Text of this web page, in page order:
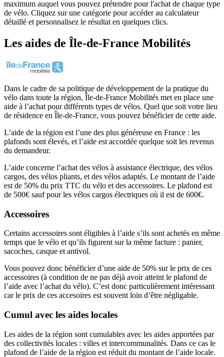
maximum auquel vous pouvez prétendre pour l'achat de chaque type
de vélo. Cliquez sur une catégorie pour accéder au calculateur
détaillé et personnalisez le résultat en quelques clics.
Les aides de Île-de-France Mobilités
Dans le cadre de sa politique de développement de la pratique du
vélo dans toute la région, Île-de-France Mobilités met en place une
aide à l’achat pour différents types de vélos. Quel que soit votre lieu
de résidence en Île-de-France, vous pouvez bénéficier de cette aide.
L’aide de la région est l’une des plus généreuse en France : les
plafonds sont élevés, et l’aide est accordée quelque soit les revenus
du demandeur.
L’aide concerne l’achat des vélos à assistance électrique, des vélos
cargos, des vélos pliants, et des vélos adaptés. Le montant de l’aide
est de 50% du prix TTC du vélo et des accessoires. Le plafond est
de 500€ sauf pour les vélos cargos électriques où il est de 600€.
Accessoires
Certains accessoires sont éligibles à l’aide s’ils sont achetés en même
temps que le vélo et qu’ils figurent sur la même facture : panier,
sacoches, casque et antivol.
Vous pouvez donc bénéficier d’une aide de 50% sur le prix de ces
accessoires (à condition de ne pas déjà avoir atteint le plafond de
l’aide avec l’achat du vélo). C’est donc particulièrement intéressant
car le prix de ces accesoires est souvent loin d’être négligable.
Cumul avec les aides locales
Les aides de la région sont cumulables avec les aides apportées par
des collectivités locales : villes et intercommunalités. Dans ce cas le
plafond de l’aide de la région est réduit du montant de l’aide locale.